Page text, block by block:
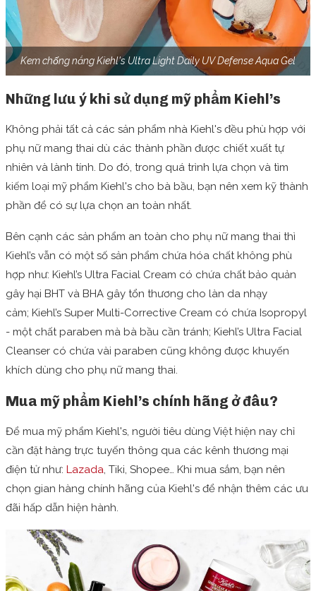
Kem chống nắng Kiehl's Ultra Light Daily UV Defense Aqua Gel
Những lưu ý khi sử dụng mỹ phẩm Kiehl’s
Không phải tất cả các sản phẩm nhà Kiehl's đều phù hợp với
phụ nữ mang thai dù các thành phần được chiết xuất tự
nhiên và lành tính. Do đó, trong quá trình lựa chọn và tìm
kiếm loại mỹ phẩm Kiehl's cho bà bầu, bạn nên xem kỹ thành
phần để có sự lựa chọn an toàn nhất.
Bên cạnh các sản phẩm an toàn cho phụ nữ mang thai thì
Kiehl’s vẫn có một số sản phẩm chứa hóa chất không phù
hợp như: Kiehl’s Ultra Facial Cream có chứa chất bảo quản
gây hại BHT và BHA gây tổn thương cho làn da nhạy
cảm; Kiehl’s Super Multi-Corrective Cream có chứa Isopropyl
- một chất paraben mà bà bầu cần tránh; Kiehl’s Ultra Facial
Cleanser có chứa vài paraben cũng không được khuyến
khích dùng cho phụ nữ mang thai.
Mua mỹ phẩm Kiehl’s chính hãng ở đâu?
Để mua mỹ phẩm Kiehl's, người tiêu dùng Việt hiện nay chỉ
cần đặt hàng trực tuyến thông qua các kênh thương mại
điện tử như: Lazada , Tiki, Shopee… Khi mua sắm, bạn nên
chọn gian hàng chính hãng của Kiehl's để nhận thêm các ưu
đãi hấp dẫn hiện hành.